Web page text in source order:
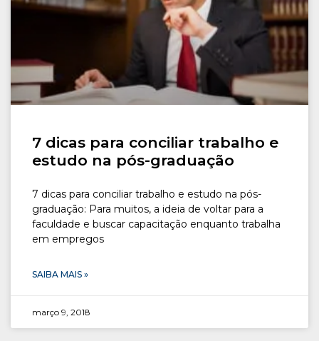
7 dicas para conciliar trabalho e
estudo na pós-graduação
7 dicas para conciliar trabalho e estudo na pós-
graduação: Para muitos, a ideia de voltar para a
faculdade e buscar capacitação enquanto trabalha
em empregos
SAIBA MAIS »
março 9, 2018